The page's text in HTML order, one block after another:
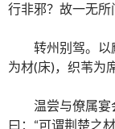
行非邪？故一无所
转州别驾。以
为材(床)，织苇为
温尝与僚属宴
曰：“可谓荆楚之